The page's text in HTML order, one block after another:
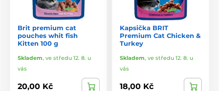
Brit premium cat
pouches whit fish
Kitten 100 g
Skladem, ve středu 12. 8. u
vás
20,00 Kč
Kapsička BRIT
Premium Cat Chicken &
Turkey
Skladem, ve středu 12. 8. u
vás
18,00 Kč